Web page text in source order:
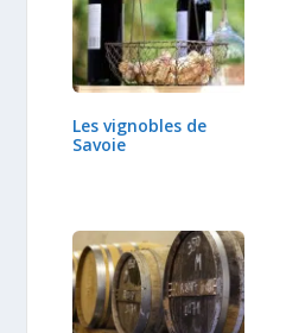
Les vignobles de
Savoie